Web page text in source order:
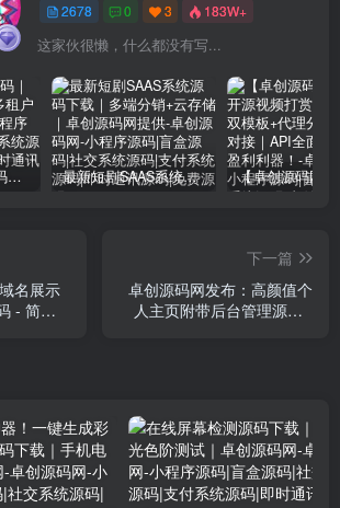
2678 0 3 183W+
这家伙很懒，什么都没有写...
短剧SAAS系统源码｜多端分销+云存储+多租户架构 最新短剧SAAS系统源码下载｜多端分销+云存储｜卓创源码网提供
名展示
- 简洁
下一篇
卓创源码网发布：高颜值个
人主页附带后台管理源码 -